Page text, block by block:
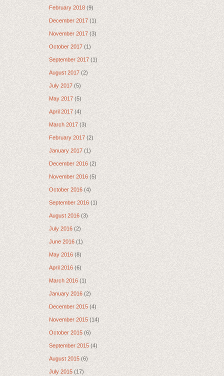
February 2018 (9)
December 2017 (1)
November 2017 (3)
October 2017 (1)
September 2017 (1)
August 2017 (2)
July 2017 (5)
May 2017 (5)
April 2017 (4)
March 2017 (3)
February 2017 (2)
January 2017 (1)
December 2016 (2)
November 2016 (5)
October 2016 (4)
September 2016 (1)
August 2016 (3)
July 2016 (2)
June 2016 (1)
May 2016 (8)
April 2016 (6)
March 2016 (1)
January 2016 (2)
December 2015 (4)
November 2015 (14)
October 2015 (6)
September 2015 (4)
August 2015 (6)
July 2015 (17)